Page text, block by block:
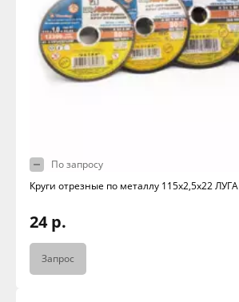
По запросу
Круги отрезные по металлу 115х2,5х22 ЛУГА
24 р.
Запрос